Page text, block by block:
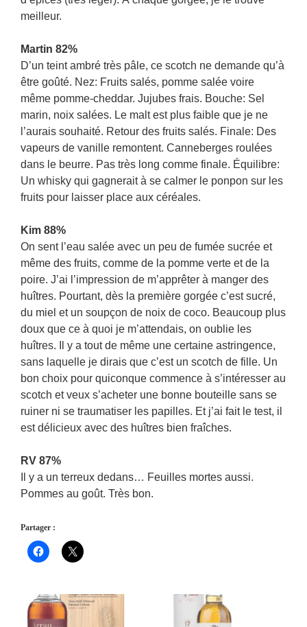
meilleur.
Martin 82%
D’un teint ambré très pâle, ce scotch ne demande qu’à
être goûté. Nez: Fruits salés, pomme salée voire
même pomme-cheddar. Jujubes frais. Bouche: Sel
marin, noix salées. Le malt est plus faible que je ne
l’aurais souhaité. Retour des fruits salés. Finale: Des
vapeurs de vanille remontent. Canneberges roulées
dans le beurre. Pas très long comme finale. Équilibre:
Un whisky qui gagnerait à se calmer le ponpon sur les
fruits pour laisser place aux céréales.
Kim 88%
On sent l’eau salée avec un peu de fumée sucrée et
même des fruits, comme de la pomme verte et de la
poire. J’ai l’impression de m’apprêter à manger des
huîtres. Pourtant, dès la première gorgée c’est sucré,
du miel et un soupçon de noix de coco. Beaucoup plus
doux que ce à quoi je m’attendais, on oublie les
huîtres. Il y a tout de même une certaine astringence,
sans laquelle je dirais que c’est un scotch de fille. Un
bon choix pour quiconque commence à s’intéresser au
scotch et veux s’acheter une bonne bouteille sans se
ruiner ni se traumatiser les papilles. Et j’ai fait le test, il
est délicieux avec des huîtres bien fraîches.
RV 87%
Il y a un terreux dedans… Feuilles mortes aussi.
Pommes au goût. Très bon.
Partager :